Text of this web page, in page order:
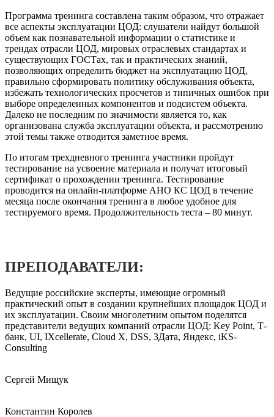
Программа тренинга составлена таким образом, что отражает
все аспекты эксплуатации ЦОД: слушатели найдут большой
объем как познавательной информации о статистике и
трендах отрасли ЦОД, мировых отраслевых стандартах и
существующих ГОСТах, так и практических знаний,
позволяющих определить бюджет на эксплуатацию ЦОД,
правильно сформировать политику обслуживания объекта,
избежать технологических просчетов и типичных ошибок при
выборе определенных компонентов и подсистем объекта.
Далеко не последним по значимости является то, как
организована служба эксплуатации объекта, и рассмотрению
этой темы также отводится заметное время.
По итогам трехдневного тренинга участники пройдут
тестирование на усвоение материала и получат итоговый
сертификат о прохождении тренинга. Тестирование
проводится на онлайн-платформе АНО КС ЦОД в течение
месяца после окончания тренинга в любое удобное для
тестируемого время. Продолжительность теста – 80 минут.
ПРЕПОДАВАТЕЛИ:
Ведущие российские эксперты, имеющие огромный
практический опыт в создании крупнейших площадок ЦОД и
их эксплуатации. Своим многолетним опытом поделятся
представители ведущих компаний отрасли ЦОД: Key Point, Т-
банк, UI, IXcellerate, Cloud X, DSS, 3Дата, Яндекс, iKS-
Consulting
Сергей Мищук
Константин Королев